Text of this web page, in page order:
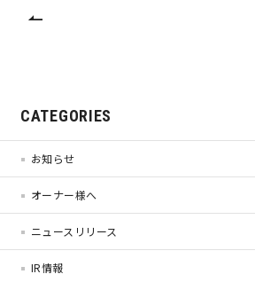
nattoku住宅25周年記念モデル
Glass Arts
Blue Style
キママプラス
CATEGORIES
お知らせ
オーナー様へ
ニュースリリース
IR情報